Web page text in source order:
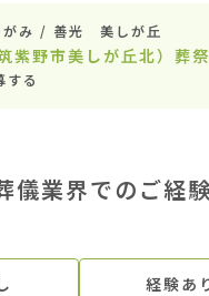
がみ / 善光 美しが丘
紫野市美しが丘北）葬
する
儀業界でのご経
経験あ